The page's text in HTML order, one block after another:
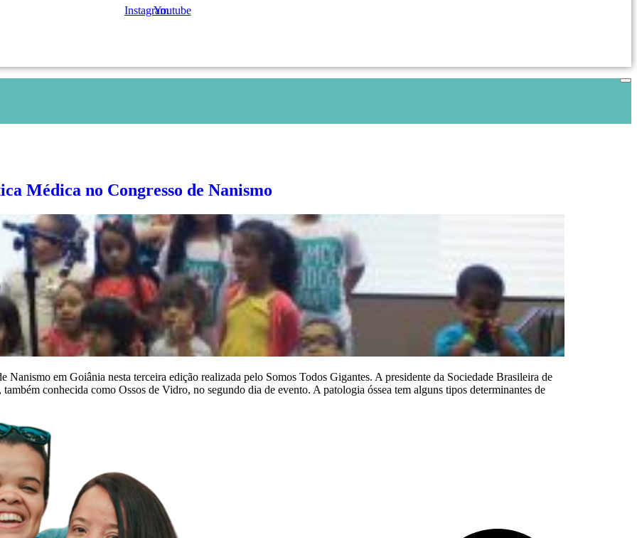
InstagramYoutube
Médica no Congresso de Nanismo
Nanismo em Goiânia nesta terceira edição realizada pelo Somos Todos Gigantes. A presidente da Sociedade Brasileira de
conhecida como Ossos de Vidro, no segundo dia de evento. A patologia óssea tem alguns tipos determinantes de